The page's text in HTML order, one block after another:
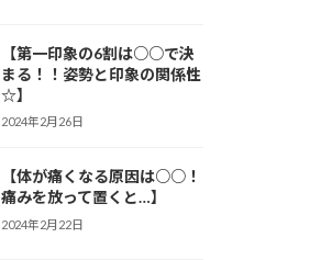
【第一印象の6割は○○で決
まる！！姿勢と印象の関係性
☆】
2024年2月26日
【体が痛くなる原因は○○！
痛みを放って置くと…】
2024年2月22日